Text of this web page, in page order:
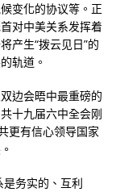
变化的协议等。正
对中美关系发挥着
产生“拨云见日”的
轨道。
边会晤中最重磅的
十九届六中全会刚
更有信心领导国家
务实的、互利